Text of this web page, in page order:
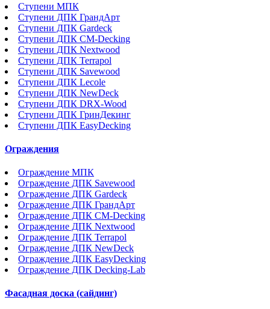
Ступени МПК
Ступени ДПК ГрандАрт
Ступени ДПК Gardeck
Ступени ДПК CM-Decking
Ступени ДПК Nextwood
Ступени ДПК Terrapol
Ступени ДПК Savewood
Ступени ДПК Lecole
Ступени ДПК NewDeck
Ступени ДПК DRX-Wood
Ступени ДПК ГринДекинг
Ступени ДПК EasyDecking
Ограждения
Ограждение МПК
Ограждение ДПК Savewood
Ограждение ДПК Gardeck
Ограждение ДПК ГрандАрт
Ограждение ДПК CM-Decking
Ограждение ДПК Nextwood
Ограждение ДПК Terrapol
Ограждение ДПК NewDeck
Ограждение ДПК EasyDecking
Ограждение ДПК Decking-Lab
Фасадная доска (сайдинг)